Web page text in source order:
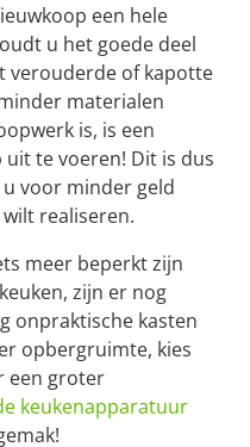
een hele
u het goede deel
verouderde of kapotte
materialen
is, is een
te voeren! Dit is dus
voor minder geld
realiseren.
meer beperkt zijn
zijn er nog
onpraktische kasten
opbergruimte, kies
een groter
keukenapparatuur